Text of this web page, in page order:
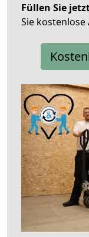
Füllen Sie
Sie kostenlose